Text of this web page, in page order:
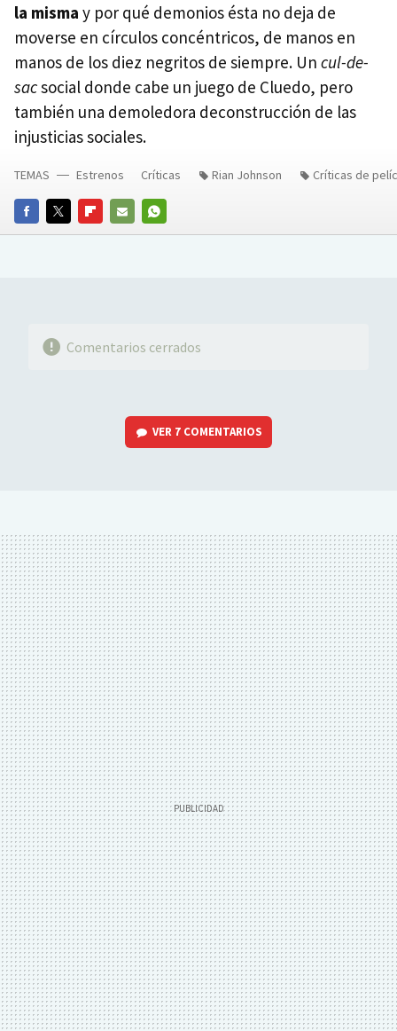
la misma y por qué demonios ésta no deja de
moverse en círculos concéntricos, de manos en
manos de los diez negritos de siempre. Un cul-de-
sacsocial donde cabe un juego de Cluedo, pero
también una demoledora deconstrucción de las
injusticias sociales.
FACEBOOKTWITTERFLIPBOARD
E-
WHATSAPP
TEMAS Estrenos Críticas Rian Johnson Críticas de
Comentarios cerrados
VER 7 COMENTARIOS